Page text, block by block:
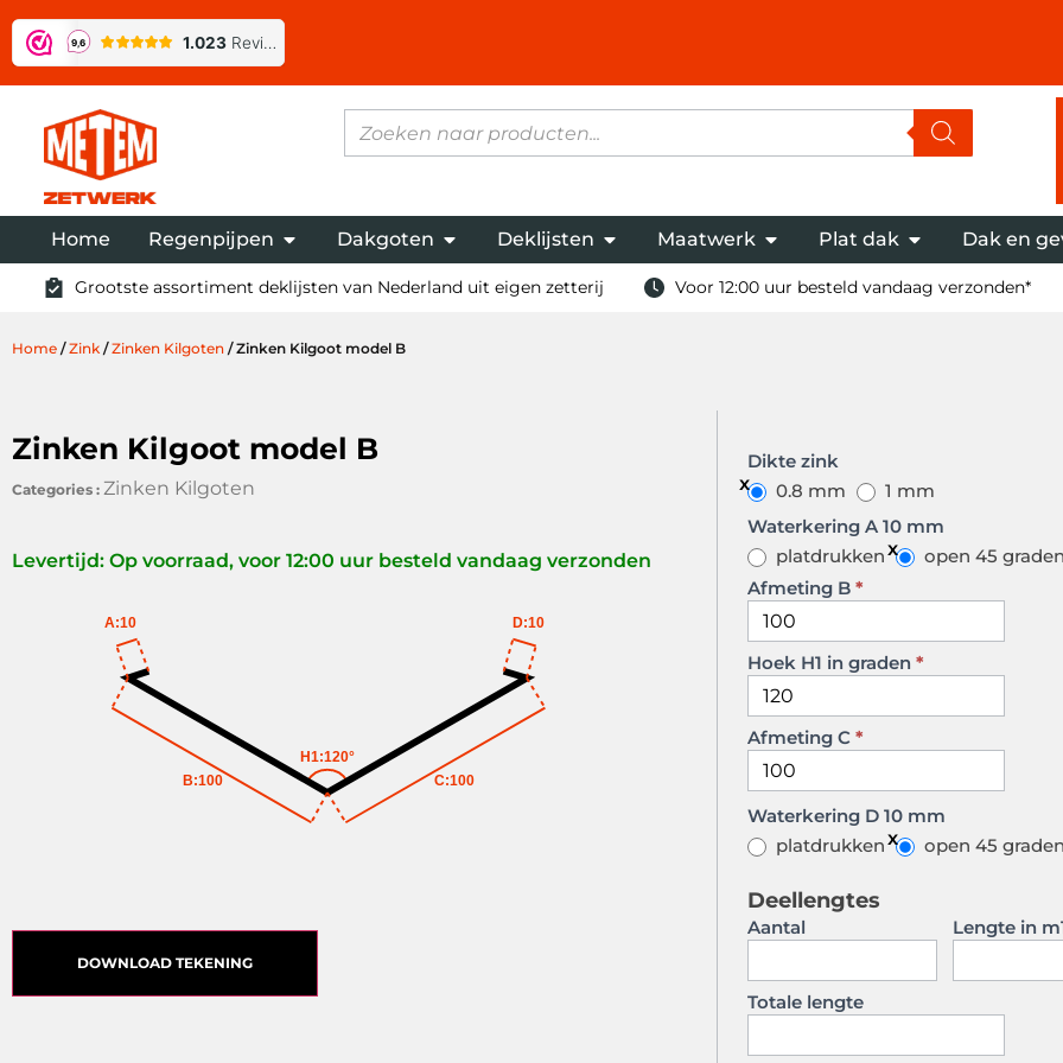
Home Regenpijpen Dakgoten Deklijsten Maatwerk Plat dak Dak en
Grootste assortiment deklijsten van Nederland uit eigen zetterij Voor 12:00 uur besteld vandaag verzonden*
Home /Zink /Zinken Kilgoten / Zinken Kilgoot model B
Zinken Kilgoot model B
Categories : Zinken Kilgoten
Levertijd: Op voorraad, voor 12:00 uur besteld vandaag verzonden
A:10
B:100 C:100
H1:120°
D:10
DOWNLOAD TEKENING
Kilgoot
model
B Z
Dikte zink
0.8 mm
1 mm
Waterkering A 10 mm
platdrukken
open 45 graden
Afmeting B*
Hoek H1 in graden*
Afmeting C*
Waterkering D 10 mm
platdrukken
open 45 graden
Deellengtes
Aantal
Lengte in
Totale lengte